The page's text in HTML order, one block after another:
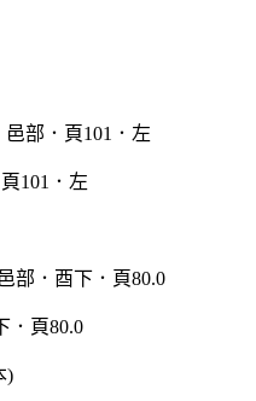
101．左
．頁80.0
)